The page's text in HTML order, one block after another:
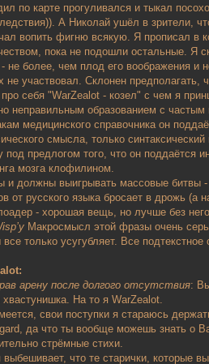
по карте прогуливался и тыкал
А Николай ушёл в зрители,
вопить фигню всякую. Я прописал в
пока не подошли остальные. Я
не более, чем плод его воображения и
не участвовал. Склонен предполагать,
себя "WarZealot - козел" с чем я
неправильным образованием с
медицинского справочника он
смысла, только
под предлогом того, что он поддаётся
мозга клофилином.
и должны выигрывать массовые битвы
от русского языка бросает в дрожь (а
- хорошая вещь, но лучше без него
Макросмысл этой фразы очень
только усугубляет. Все
арену после долгого отсутствия:
На то я WarZealot.
свои поступки я стараюсь
да что ты вообще можешь знать о
стрёмные стихи.
что те старички, которые